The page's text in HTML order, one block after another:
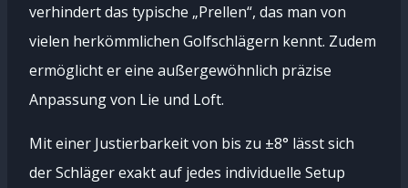
verhindert das typische „Prellen“, das man von
vielen herkömmlichen Golfschlägern kennt. Zudem
ermöglicht er eine außergewöhnlich präzise
Anpassung von Lie und Loft.
Mit einer Justierbarkeit von bis zu ±8° lässt sich
der Schläger exakt auf jedes individuelle Setup